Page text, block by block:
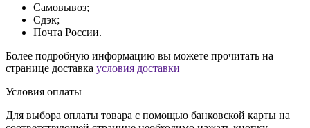
Самовывоз;
Сдэк;
Почта России.
Более подробную информацию вы можете прочитать на
странице доставка условия доставки
Условия оплаты
Для выбора оплаты товара с помощью банковской карты на